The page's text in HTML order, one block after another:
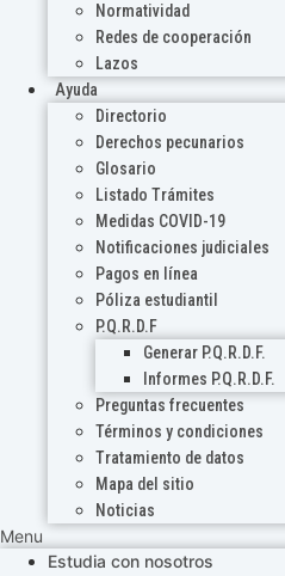
Normatividad
Redes de cooperación
Lazos
Ayuda
Directorio
Derechos pecunarios
Glosario
Listado Trámites
Medidas COVID-19
Notificaciones judiciales
Pagos en línea
Póliza estudiantil
P.Q.R.D.F
Generar P.Q.R.D.F.
Informes P.Q.R.D.F.
Preguntas frecuentes
Términos y condiciones
Tratamiento de datos
Mapa del sitio
Noticias
Menu
Estudia con nosotros